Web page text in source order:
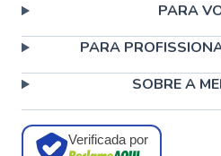
PARA
PARA
SOBRE A
Verificada por